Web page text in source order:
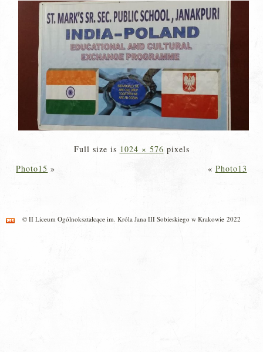
Full size is 1024 × 576 pixels
Photo15 » « Photo13
© II Liceum Ogólnokształcące im. Króla Jana III Sobieskiego w Krakowie 2022